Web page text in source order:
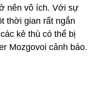
nên vô ích. Với sự
thời gian rất ngắn
kẻ thù có thể bị
Mozgovoi cảnh báo.